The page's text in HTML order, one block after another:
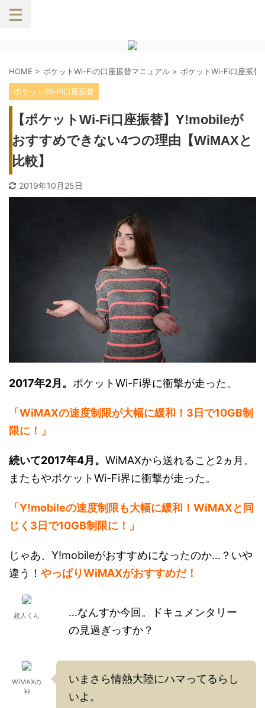
HOME > ポケットWi-Fiの口座振替マニュアル > ポケットWi-Fi口座振替
ポケットWi-Fi口座振替
【ポケットWi-Fi口座振替】Y!mobileが
おすすめできない4つの理由【WiMAXと
比較】
2019年10月25日
2017年2月。 ポケットWi-Fi界に衝撃が走った。
「WiMAXの速度制限が大幅に緩和！3日で10GB制
限に！」
続いて2017年4月。 WiMAXから送れること2ヵ月。
またもやポケットWi-Fi界に衝撃が走った。
「Y!mobileの速度制限も大幅に緩和！WiMAXと同
じく3日で10GB制限に！」
じゃあ、Y!mobileがおすすめになったのか…？いや
違う！ やっぱりWiMAXがおすすめだ！
超人くん
…なんすか今回。ドキュメンタリー
の見過ぎっすか？
WiMAXの
神
いまさら情熱大陸にハマってるらし
いよ。